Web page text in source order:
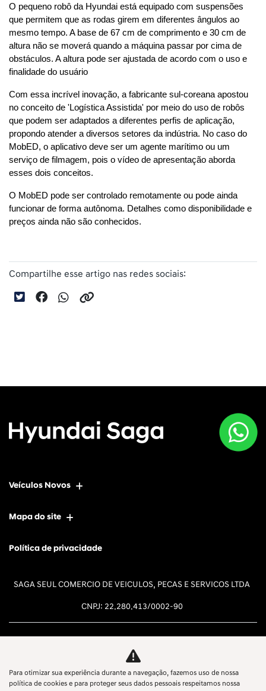
O pequeno robô da Hyundai está equipado com suspensões
que permitem que as rodas girem em diferentes ângulos ao
mesmo tempo. A base de 67 cm de comprimento e 30 cm de
altura não se moverá quando a máquina passar por cima de
obstáculos. A altura pode ser ajustada de acordo com o uso e
finalidade do usuário
Com essa incrível inovação, a fabricante sul-coreana apostou
no conceito de 'Logística Assistida' por meio do uso de robôs
que podem ser adaptados a diferentes perfis de aplicação,
propondo atender a diversos setores da indústria. No caso do
MobED, o aplicativo deve ser um agente marítimo ou um
serviço de filmagem, pois o vídeo de apresentação aborda
esses dois conceitos.
O MobED pode ser controlado remotamente ou pode ainda
funcionar de forma autônoma. Detalhes como disponibilidade e
preços ainda não são conhecidos.
Compartilhe esse artigo nas redes sociais:
Veículos Novos
Mapa do site
Política de privacidade
SAGA SEUL COMERCIO DE VEICULOS, PECAS E SERVICOS LTDA
CNPJ: 22.280.413/0002-90
Desacelere. Seu bem maior é a
Para otimizar sua experiência durante a navegação, fazemos uso de nossa
política de cookies e para proteger seus dados pessoais respeitamos nossa